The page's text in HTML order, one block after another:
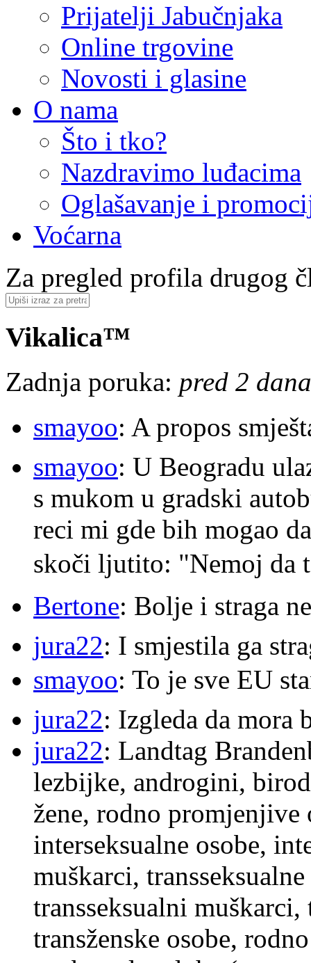
Prijatelji Jabučnjaka
Online trgovine
Novosti i glasine
O nama
Što i tko?
Nazdravimo luđacima
Oglašavanje i
Voćarna
Za pregled profila drugog
Vikalica™
Zadnja poruka: pred 2
smayoo: A propos
smayoo: U Beogradu
s mukom u gradski
reci mi gde bih mogao
skoči ljutito: "Nemoj da
Bertone: Bolje i straga
jura22: I smjestila ga
smayoo: To je sve EU
jura22: Izgleda da mora
jura22: Landtag
lezbijke, androgini,
žene, rodno
interseksualne osobe,
muškarci,
transseksualni muškarci,
transženske osobe,